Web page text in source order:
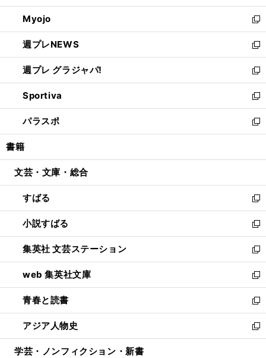
開
く
ウ
で
開
く
ン
ド
ウ
で
開
く
ウ
ィ
ン
ド
ウ
で
開
く
Myojo
新
し
い
ウ
ィ
ン
ド
ウ
で
開
週プレNEWS
新
し
い
ウ
ィ
ン
ド
ウ
開
週プレ グラジャパ!
新
し
い
ウ
ィ
ン
ウ
開
く
Sportiva
新
し
い
ウ
ン
ウ
で
開
く
パラスポ
新
し
ウ
ン
ド
ウ
で
開
く
書籍
文芸・文庫・総合
すばる
新
し
い
ウ
ィ
ン
ド
ウ
で
開
く
小説すばる
新
し
い
ウ
ィ
ン
ド
ウ
で
開
集英社 文芸ステーション
新
し
い
ウ
ィ
ン
ド
ウ
web 集英社文庫
新
し
い
ウ
ィ
ン
青春と読書
新
し
い
ウ
アジア人物史
新
し
学芸・ノンフィクション・新書